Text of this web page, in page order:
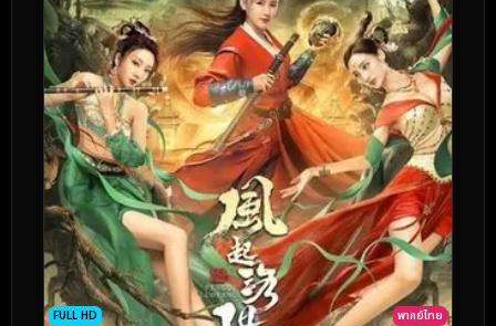
FULL HD พากย์ไทย